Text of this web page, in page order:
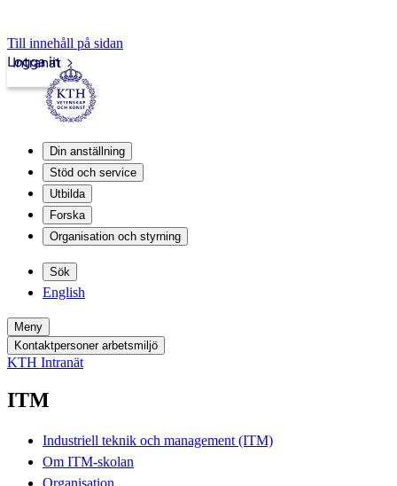
Till innehåll på sidan
Intranät
Logga in
Din anställning
Stöd och service
Utbilda
Forska
Organisation och styrning
Sök
English
Meny
Kontaktpersoner arbetsmiljö
KTH Intranät
ITM
Industriell teknik och management (ITM)
Om ITM-skolan
Organisation